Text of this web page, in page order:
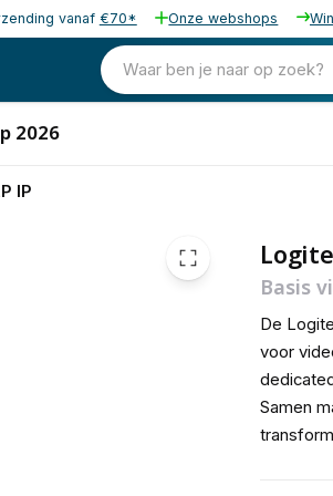
vanaf €70* Onze webshops
Waar ben je naar op zoek?
2026
IP
Basis
De
voor
Samen
1.369,00 excl. btw
1.656,49 incl. btw